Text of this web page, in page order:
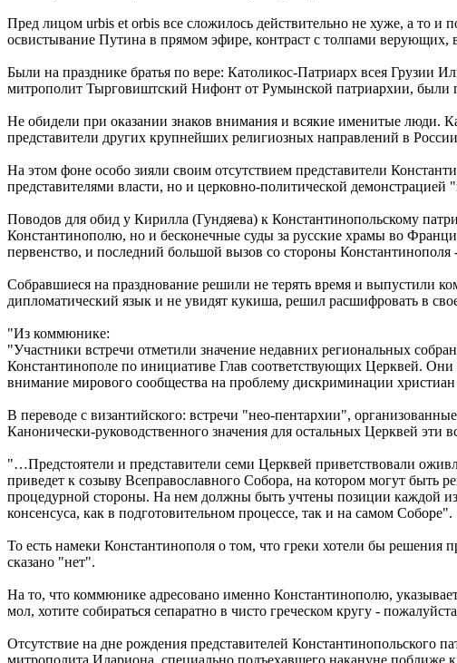
Пред лицом urbis et orbis все сложилось действительно не хуже, а то и
освистывание Путина в прямом эфире, контраст с толпами
Были на празднике братья по вере: Католикос-Патриарх всея
митрополит Тырговиштский Нифонт от Румынской патриархии, были
Не обидели при оказании знаков внимания и всякие именитые люди.
представители других крупнейших религиозных направлений в
На этом фоне особо зияли своим отсутствием представители
представителями власти, но и церковно-политической
Поводов для обид у Кирилла (Гундяева) к Константинопольскому
Константинополю, но и бесконечные суды за русские храмы во
первенство, и последний большой вызов со стороны
Собравшиеся на празднование решили не терять время и выпустили
дипломатический язык и не увидят кукиша, решил расшифровать в
"Из коммюнике:
"Участники встречи отметили значение недавних региональных
Константинополе по инициативе Глав соответствующих Церквей.
внимание мирового сообщества на проблему дискриминации
В переводе с византийского: встречи "нео-пентархии",
Канонически-руководственного значения для остальных Церквей эти
"…Предстоятели и представители семи Церквей приветствовали
приведет к созыву Всеправославного Собора, на котором могут
процедурной стороны. На нем должны быть учтены позиции каждой
консенсуса, как в подготовительном процессе, так и на самом Соборе".
То есть намеки Константинополя о том, что греки хотели бы
сказано "нет".
На то, что коммюнике адресовано именно Константинополю,
мол, хотите собираться сепаратно в чисто греческом кругу -
Отсутствие на дне рождения представителей Константинопольского
митрополита Илариона, специально подъехавшего накануне